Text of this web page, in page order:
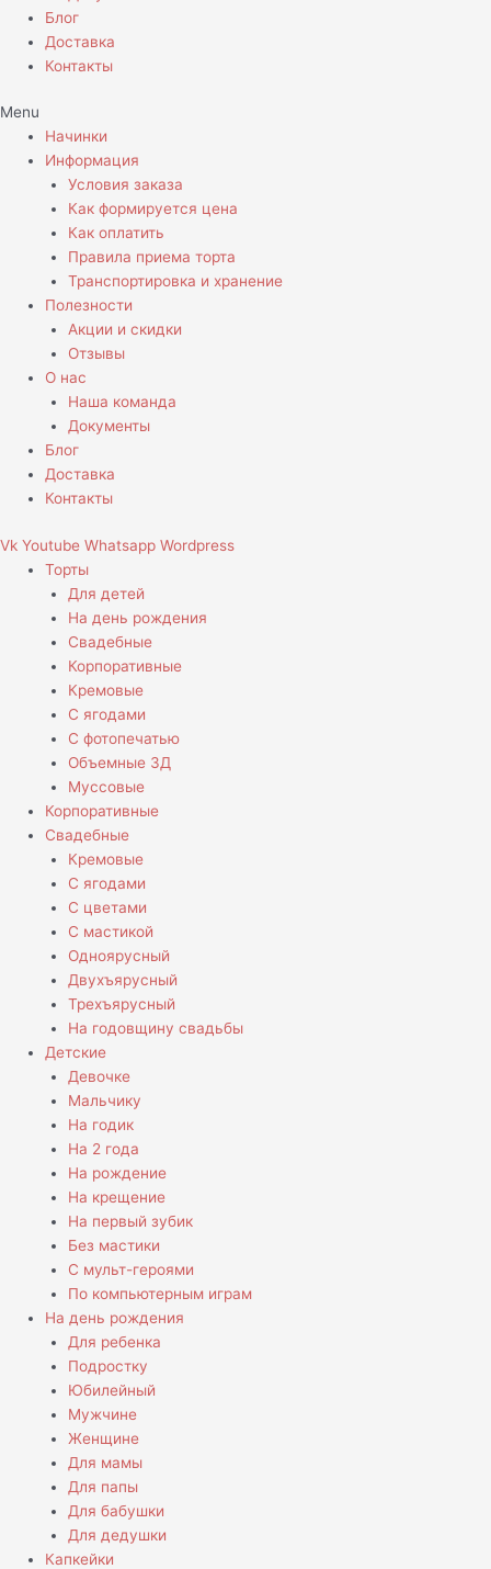
Блог
Доставка
Контакты
Menu
Начинки
Информация
Условия заказа
Как формируется цена
Как оплатить
Правила приема торта
Транспортировка и хранение
Полезности
Акции и скидки
Отзывы
О нас
Наша команда
Документы
Блог
Доставка
Контакты
Vk Youtube Whatsapp Wordpress
Торты
Для детей
На день рождения
Свадебные
Корпоративные
Кремовые
С ягодами
С фотопечатью
Объемные 3Д
Муссовые
Корпоративные
Свадебные
Кремовые
С ягодами
С цветами
С мастикой
Одноярусный
Двухъярусный
Трехъярусный
На годовщину свадьбы
Детские
Девочке
Мальчику
На годик
На 2 года
На рождение
На крещение
На первый зубик
Без мастики
С мульт-героями
По компьютерным играм
На день рождения
Для ребенка
Подростку
Юбилейный
Мужчине
Женщине
Для мамы
Для папы
Для бабушки
Для дедушки
Капкейки